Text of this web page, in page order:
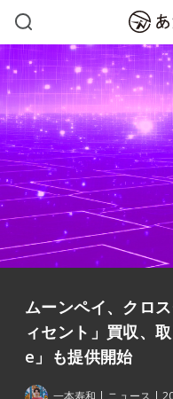
ムーンペイ、クロ
ィセント」買収、
e」も提供開始
一本寿和 ニュース